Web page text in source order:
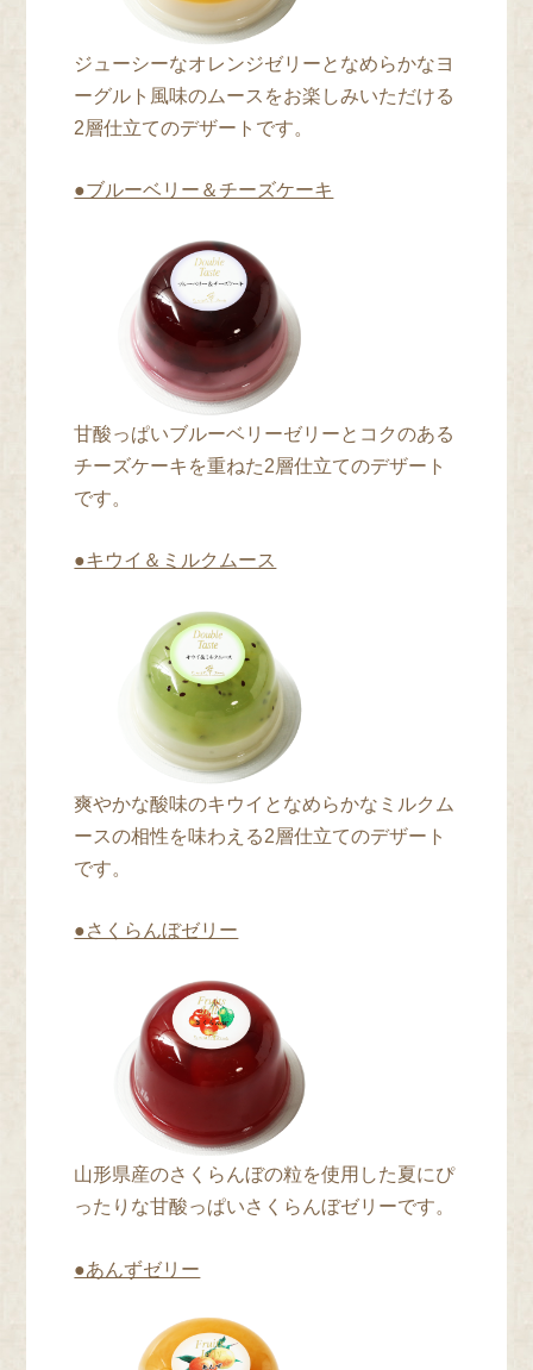
ジューシーなオレンジゼリーとなめらかなヨ
ーグルト風味のムースをお楽しみいただける
2層仕立てのデザートです。
●ブルーベリー＆チーズケーキ
甘酸っぱいブルーベリーゼリーとコクのある
チーズケーキを重ねた2層仕立てのデザート
です。
●キウイ＆ミルクムース
爽やかな酸味のキウイとなめらかなミルクム
ースの相性を味わえる2層仕立てのデザート
です。
●さくらんぼゼリー
山形県産のさくらんぼの粒を使用した夏にぴ
ったりな甘酸っぱいさくらんぼゼリーです。
●あんずゼリー